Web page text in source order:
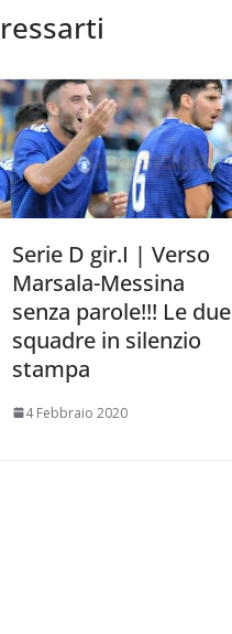
Serie D gir.I | Verso
Marsala-Messina
senza parole!!! Le due
squadre in silenzio
stampa
4 Febbraio 2020